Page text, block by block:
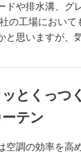
ドや排水溝、グ
の工場におい
と思いますが、
とくっつ
テン
空調の効率を高